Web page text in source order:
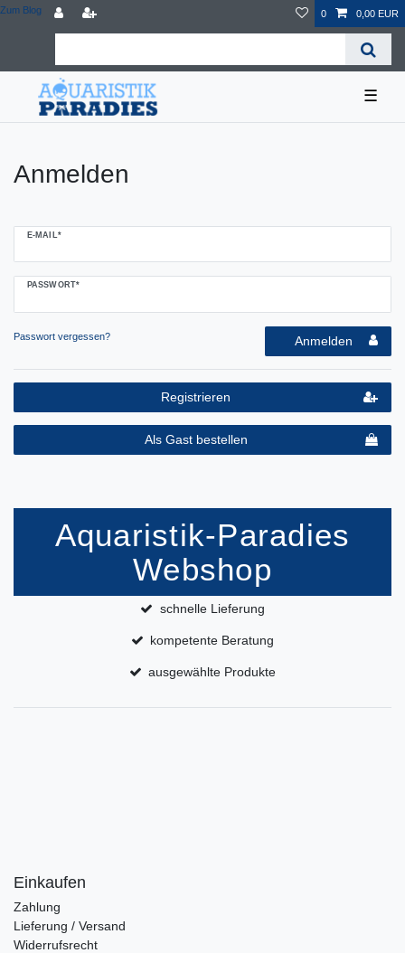
Zum Blog 0 0,00 EUR
☰
Anmelden
E-MAIL*
PASSWORT*
Passwort vergessen? Anmelden
Registrieren
Als Gast bestellen
Aquaristik-Paradies
Webshop
schnelle Lieferung
kompetente Beratung
ausgewählte Produkte
Einkaufen
Zahlung
Lieferung / Versand
Widerrufsrecht